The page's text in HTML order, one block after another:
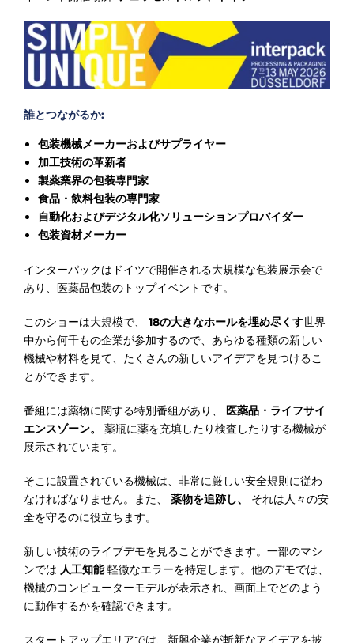
誰とつながるか:
包装機械メーカーおよびサプライヤー
加工技術の革新者
製薬業界の包装専門家
食品・飲料包装の専門家
自動化およびデジタル化ソリューションプロバイダー
包装資材メーカー
インターパックはドイツで開催される大規模な包装展示会で
あり、医薬品包装のトップイベントです。
このショーは大規模で、 18の大きなホールを埋め尽くす世界
中から何千もの企業が参加するので、あらゆる種類の新しい
機械や材料を見て、たくさんの新しいアイデアを見つけるこ
とができます。
番組には薬物に関する特別番組があり、 医薬品・ライフサイ
エンスゾーン。
薬瓶に薬を充填したり検査したりする機械が
展示されています。
そこに設置されている機械は、非常に厳しい安全規則に従わ
なければなりません。また、 薬物を追跡し、
それは人々の安
全を守るのに役立ちます。
新しい技術のライブデモを見ることができます。一部のマシ
ンでは 人工知能軽微なエラーを特定します。他のデモでは、
機械のコンピューターモデルが表示され、画面上でどのよう
に動作するかを確認できます。
スタートアップエリアでは、新興企業が斬新なアイデアを披